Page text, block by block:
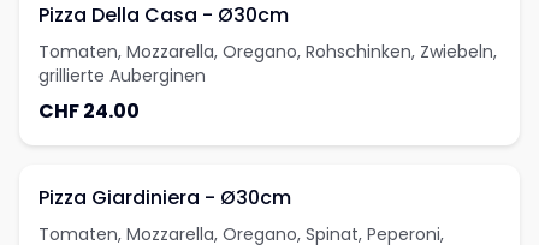
Pizza Della Casa - Ø30cm
Tomaten, Mozzarella, Oregano, Rohschinken, Zwiebeln,
grillierte Auberginen
CHF 24.00
Pizza Giardiniera - Ø30cm
Tomaten, Mozzarella, Oregano, Spinat, Peperoni,